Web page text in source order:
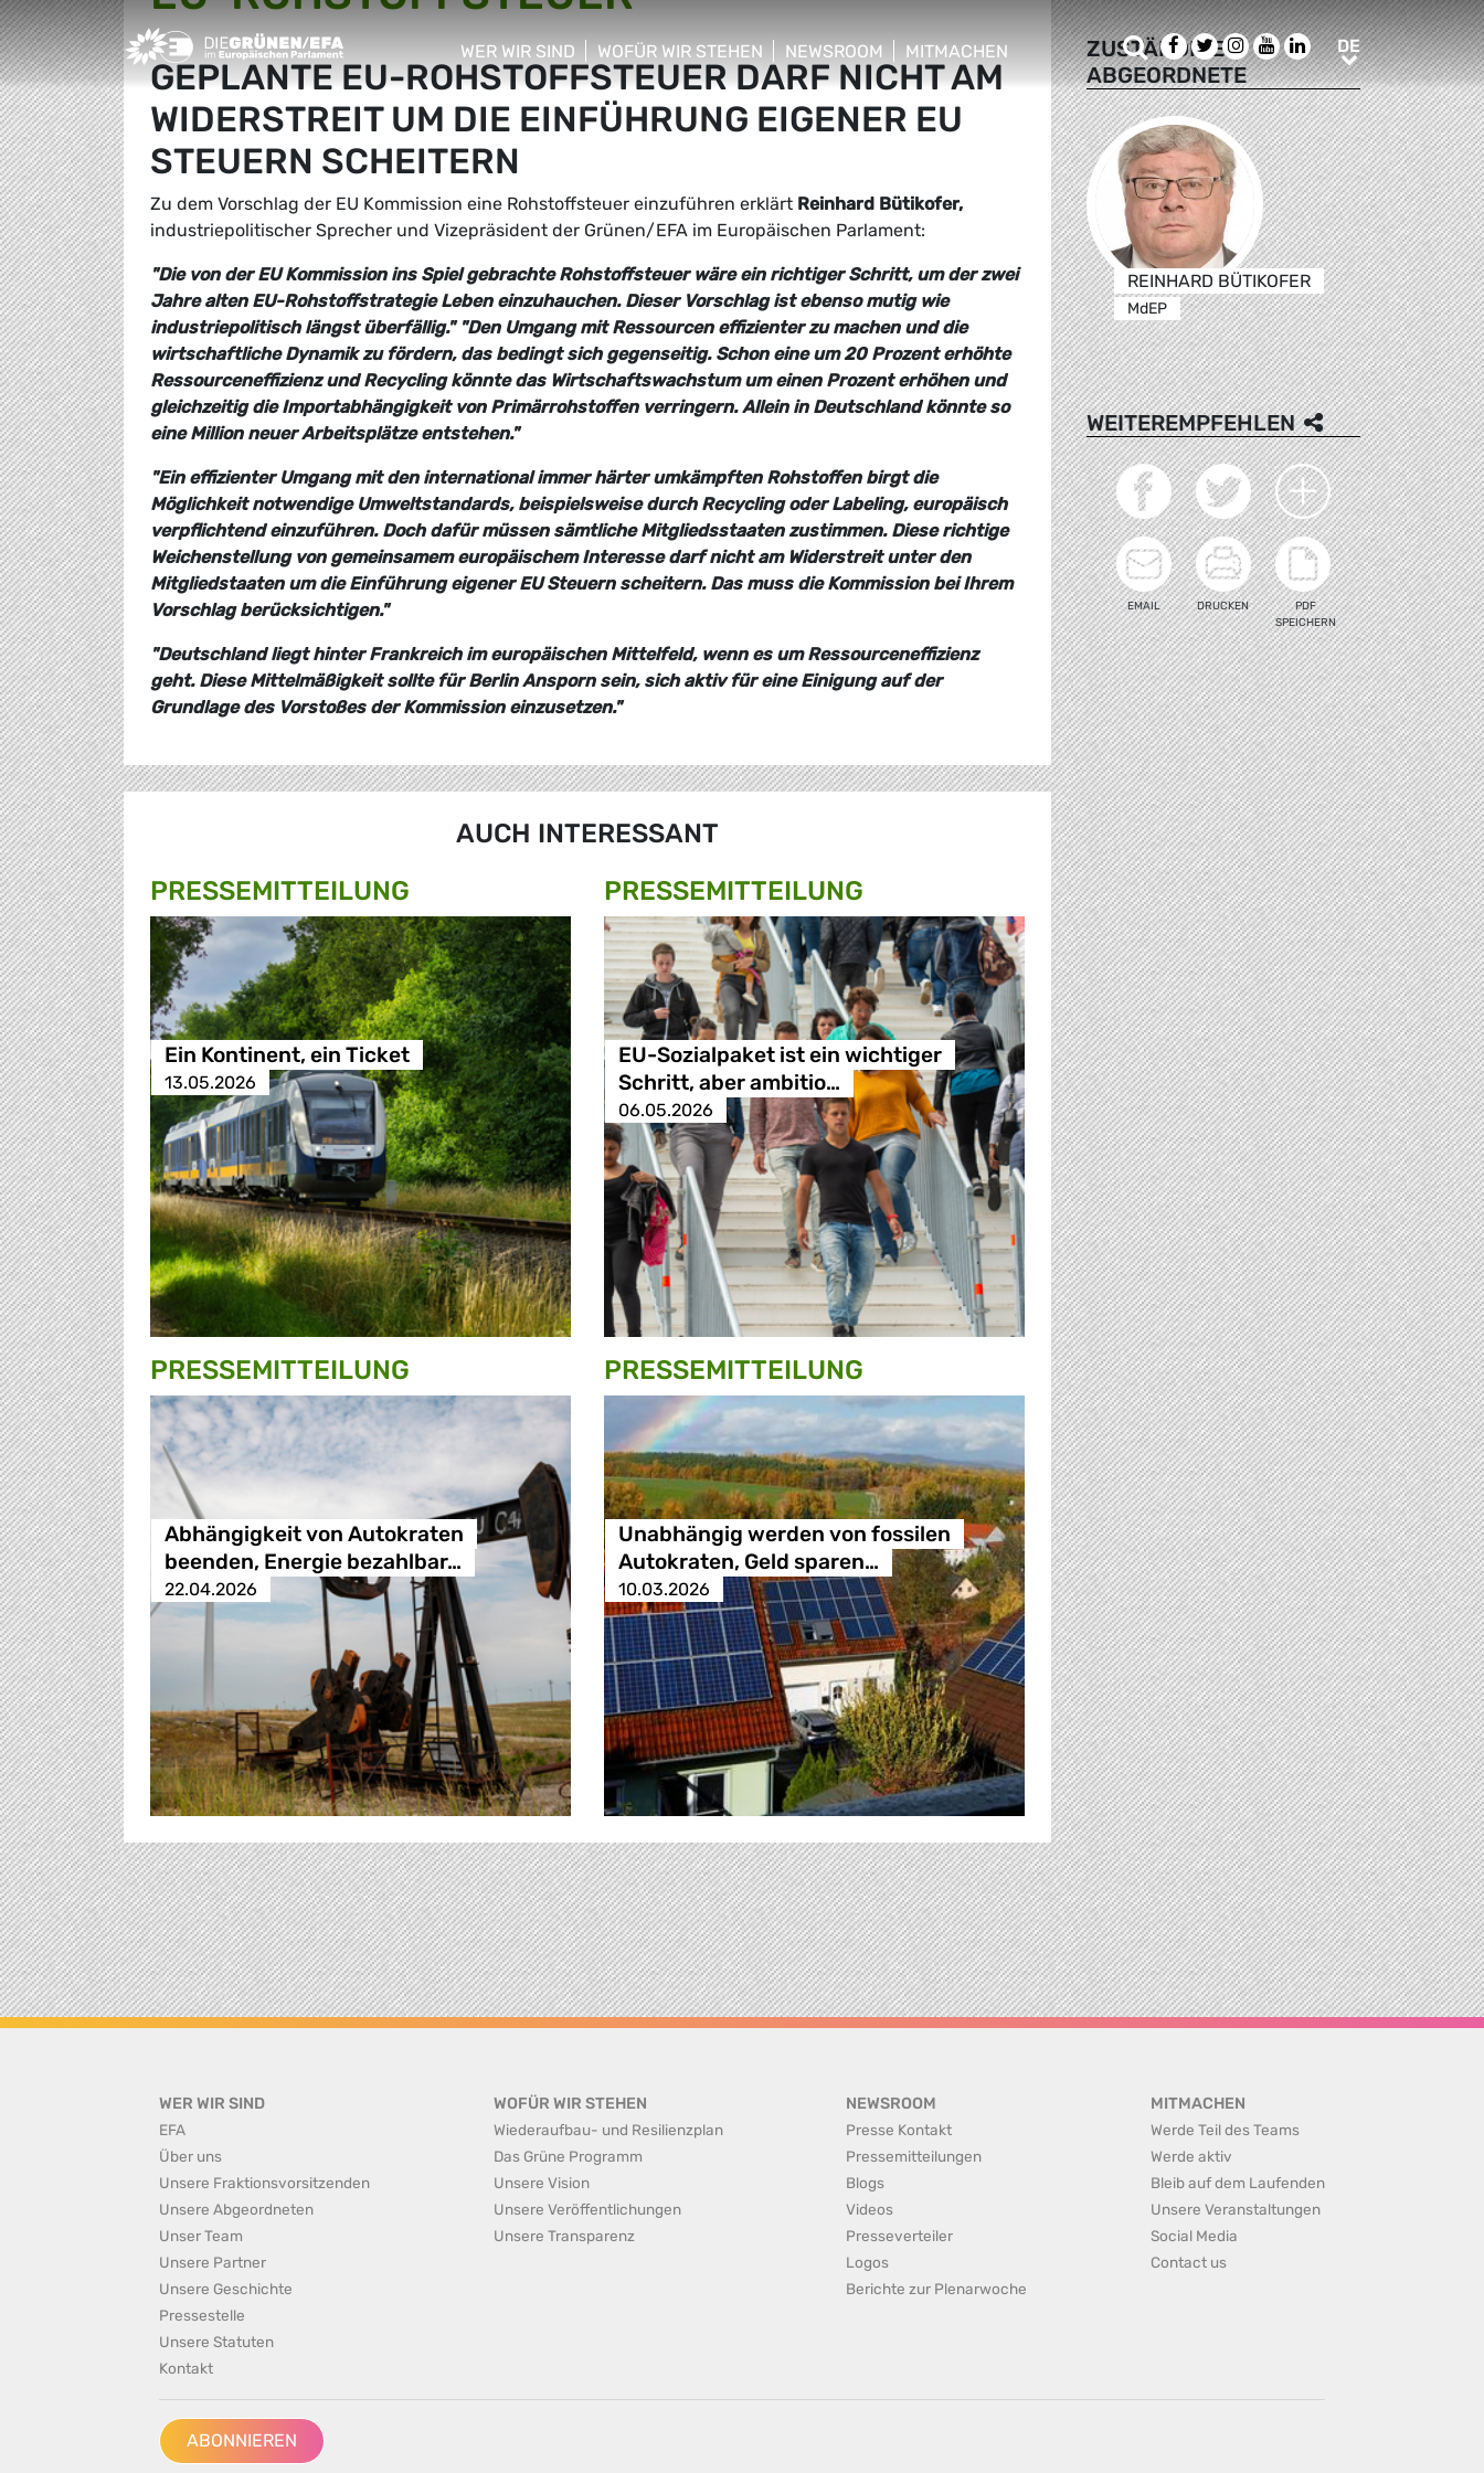
Greens/EFA Home
WER WIR SIND
show/hide sub menu
WOFÜR WIR STEHEN
show/hide sub menu
NEWSROOM
show/hide sub menu
MITMACHEN
show/hide sub menu
SucheFacebook
TwitterInstagram
Youtube
LinkedIn
DEDE
GEPLANTE EU-ROHSTOFFSTEUER DARF NICHT AM
WIDERSTREIT UM DIE EINFÜHRUNG EIGENER EU
STEUERN SCHEITERN
Zu dem Vorschlag der EU Kommission eine Rohstoffsteuer einzuführen erklärt Reinhard Bütikofer,
industriepolitischer Sprecher und Vizepräsident der Grünen/EFA im Europäischen Parlament:
"Die von der EU Kommission ins Spiel gebrachte Rohstoffsteuer wäre ein richtiger Schritt, um der zwei
Jahre alten EU-Rohstoffstrategie Leben einzuhauchen. Dieser Vorschlag ist ebenso mutig wie
industriepolitisch längst überfällig." "Den Umgang mit Ressourcen effizienter zu machen und die
wirtschaftliche Dynamik zu fördern, das bedingt sich gegenseitig. Schon eine um 20 Prozent erhöhte
Ressourceneffizienz und Recycling könnte das Wirtschaftswachstum um einen Prozent erhöhen und
gleichzeitig die Importabhängigkeit von Primärrohstoffen verringern. Allein in Deutschland könnte so
eine Million neuer Arbeitsplätze entstehen."
"Ein effizienter Umgang mit den international immer härter umkämpften Rohstoffen birgt die
Möglichkeit notwendige Umweltstandards, beispielsweise durch Recycling oder Labeling, europäisch
verpflichtend einzuführen. Doch dafür müssen sämtliche Mitgliedsstaaten zustimmen. Diese richtige
Weichenstellung von gemeinsamem europäischem Interesse darf nicht am Widerstreit unter den
Mitgliedstaaten um die Einführung eigener EU Steuern scheitern. Das muss die Kommission bei Ihrem
Vorschlag berücksichtigen."
"Deutschland liegt hinter Frankreich im europäischen Mittelfeld, wenn es um Ressourceneffizienz
geht. Diese Mittelmäßigkeit sollte für Berlin Ansporn sein, sich aktiv für eine Einigung auf der
Grundlage des Vorstoßes der Kommission einzusetzen."
AUCH INTERESSANT
PRESSE­MITTEILUNG
Ein Kontinent, ein Ticket
13.05.2026
PRESSE­MITTEILUNG
EU-Sozialpaket ist ein wichtiger
Schritt, aber ambitio…
06.05.2026
PRESSE­MITTEILUNG
Abhängigkeit von Autokraten
beenden, Energie bezahlbar…
22.04.2026
PRESSE­MITTEILUNG
Unabhängig werden von fossilen
Autokraten, Geld sparen…
10.03.2026
ZUSTÄNDIGE
ABGEORDNETE
REINHARD BÜTIKOFER
MdEP
WEITEREMPFEHLEN
EMAIL DRUCKEN
PDF
SPEICHERN
WER WIR SIND
EFA
Über uns
Unsere Fraktionsvorsitzenden
Unsere Abgeordneten
Unser Team
Unsere Partner
Unsere Geschichte
Pressestelle
Unsere Statuten
Kontakt
WOFÜR WIR STEHEN
Wiederaufbau- und Resilienzplan
Das Grüne Programm
Unsere Vision
Unsere Veröffentlichungen
Unsere Transparenz
NEWSROOM
Presse Kontakt
Pressemitteilungen
Blogs
Videos
Presseverteiler
Logos
Berichte zur Plenarwoche
MITMACHEN
Werde Teil des Teams
Werde aktiv
Bleib auf dem Laufenden
Unsere Veranstaltungen
Social Media
Contact us
ABONNIEREN